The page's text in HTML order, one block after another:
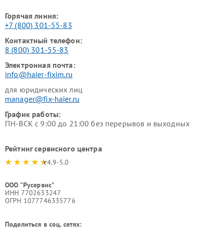
Горячая линия:
+7 (800) 301-55-83
Контактный телефон:
8 (800) 301-55-83
Электронная почта:
info@haier-fixim.ru
для юридических лиц
manager@fix-haier.ru
График работы:
ПН-ВСК с 9:00 до 21:00 без перерывов и выходных
Рейтинг сервисного центра
4.9-5.0
ООО "Русервис"
ИНН 7702633247
ОГРН 1077746335776
Поделиться в соц. сетях: